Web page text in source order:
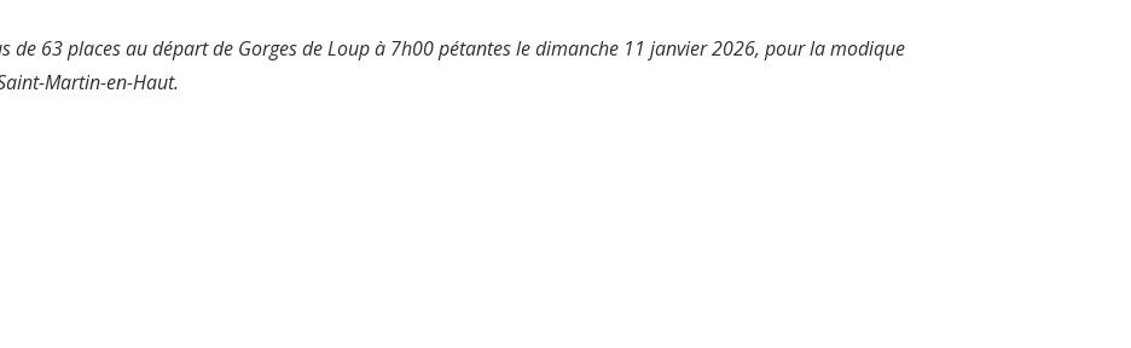
de 63 places au départ de Gorges de Loup à 7h00 pétantes le dimanche 11 janvier 2026, pour la modique
Martin-en-Haut.